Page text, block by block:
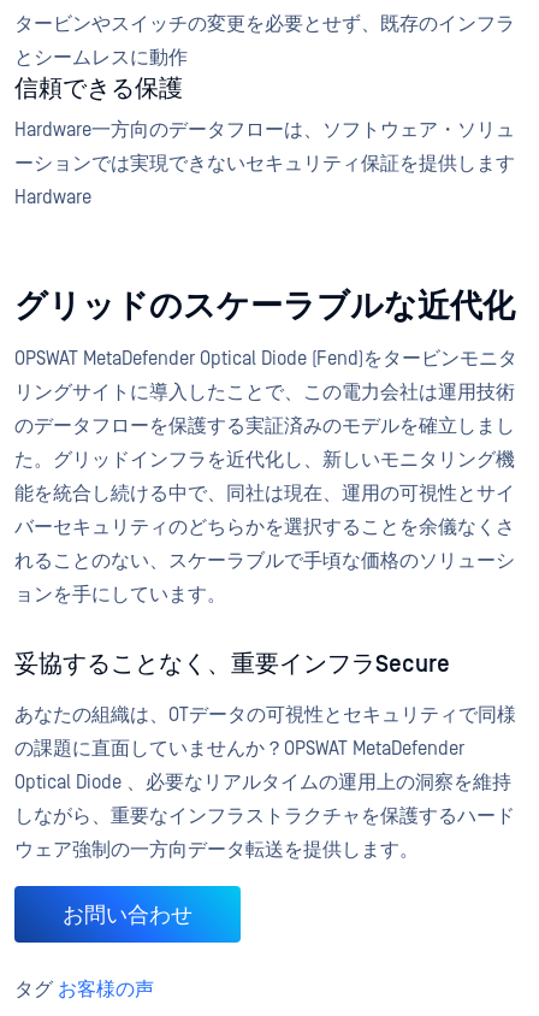
タービンやスイッチの変更を必要とせず、既存のインフラ
とシームレスに動作
信頼できる保護
Hardware一方向のデータフローは、ソフトウェア・ソリュ
ーションでは実現できないセキュリティ保証を提供します
Hardware
グリッドのスケーラブルな近代化
OPSWAT MetaDefender Optical Diode (Fend)をタービンモニタ
リングサイトに導入したことで、この電力会社は運用技術
のデータフローを保護する実証済みのモデルを確立しまし
た。グリッドインフラを近代化し、新しいモニタリング機
能を統合し続ける中で、同社は現在、運用の可視性とサイ
バーセキュリティのどちらかを選択することを余儀なくさ
れることのない、スケーラブルで手頃な価格のソリューシ
ョンを手にしています。
妥協することなく、重要インフラSecure
あなたの組織は、OTデータの可視性とセキュリティで同様
の課題に直面していませんか？OPSWAT MetaDefender
Optical Diode 、必要なリアルタイムの運用上の洞察を維持
しながら、重要なインフラストラクチャを保護するハード
ウェア強制の一方向データ転送を提供します。
お問い合わせ
タグ お客様の声